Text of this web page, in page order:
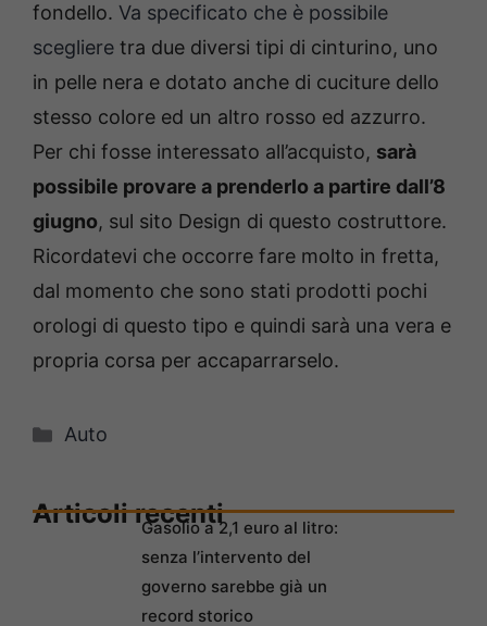
fondello. Va specificato che è possibile
scegliere tra due diversi tipi di cinturino, uno
in pelle nera e dotato anche di cuciture dello
stesso colore ed un altro rosso ed azzurro.
Per chi fosse interessato all’acquisto, sarà
possibile provare a prenderlo a partire dall’8
giugno, sul sito Design di questo costruttore.
Ricordatevi che occorre fare molto in fretta,
dal momento che sono stati prodotti pochi
orologi di questo tipo e quindi sarà una vera e
propria corsa per accaparrarselo.
Categorie
Auto
Articoli recentiGasolio a 2,1 euro al litro:
senza l’intervento del
governo sarebbe già un
record storico